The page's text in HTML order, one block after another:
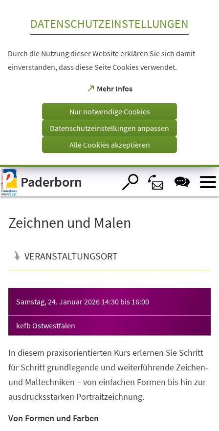
Visuelle
Assistenzsoftware
öffnen.
DATENSCHUTZEINSTELLUNGEN
Durch die Nutzung dieser Website erklären Sie sich damit
einverstanden, dass diese Seite Cookies verwendet.
Mehr Infos
(Öffnet
einem
Tab)
Nur notwendige Cookies
Datenschutzeinstellungen anpassen
Alle Cookies akzeptieren
Paderborn
Zeichnen und Malen
VERANSTALTUNGSORT
Samstag, 24. Januar 2026 14:30 bis 16:00
kefb Ostwestfalen
In diesem praxisorientierten Kurs erlernen Sie Schritt
für Schritt grundlegende und weiterführende Zeichen-
und Maltechniken – von einfachen Formen bis hin zur
ausdrucksstarken Portraitzeichnung.
Von Formen und Farben